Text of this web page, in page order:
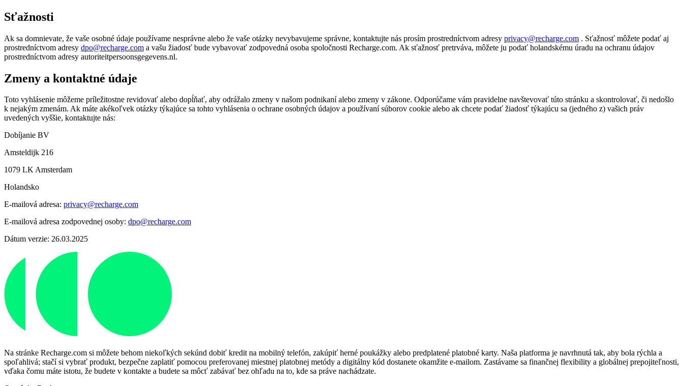
Sťažnosti
Ak sa domnievate, že vaše osobné údaje používame nesprávne alebo že vaše otázky nevybavujeme správne, kontaktujte nás prosím prostredníctvom adresy privacy@recharge.com . Sťažnosť môžete podať aj
prostredníctvom adresy dpo@recharge.com a vašu žiadosť bude vybavovať zodpovedná osoba spoločnosti Recharge.com. Ak sťažnosť pretrváva, môžete ju podať holandskému úradu na ochranu údajov
prostredníctvom adresy autoriteitpersoonsgegevens.nl.
Zmeny a kontaktné údaje
Toto vyhlásenie môžeme príležitostne revidovať alebo dopĺňať, aby odrážalo zmeny v našom podnikaní alebo zmeny v zákone. Odporúčame vám pravidelne navštevovať túto stránku a skontrolovať, či nedošlo
k nejakým zmenám. Ak máte akékoľvek otázky týkajúce sa tohto vyhlásenia o ochrane osobných údajov a používaní súborov cookie alebo ak chcete podať žiadosť týkajúcu sa (jedného z) vašich práv
uvedených vyššie, kontaktujte nás:
Dobíjanie BV
Amsteldijk 216
1079 LK Amsterdam
Holandsko
E-mailová adresa: privacy@recharge.com
E-mailová adresa zodpovednej osoby: dpo@recharge.com
Dátum verzie: 26.03.2025
Na stránke Recharge.com si môžete behom niekoľkých sekúnd dobiť kredit na mobilný telefón, zakúpiť herné poukážky alebo predplatené platobné karty. Naša platforma je navrhnutá tak, aby bola rýchla a
spoľahlivá; stačí si vybrať produkt, bezpečne zaplatiť pomocou preferovanej miestnej platobnej metódy a digitálny kód dostanete okamžite e-mailom. Zastávame sa finančnej flexibility a globálnej prepojiteľnosti,
vďaka čomu máte istotu, že budete v kontakte a budete sa môcť zabávať bez ohľadu na to, kde sa práve nachádzate.